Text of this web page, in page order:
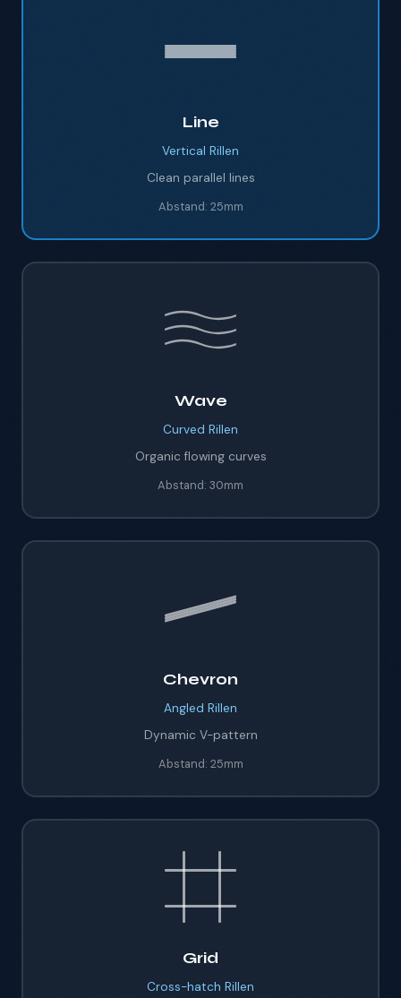
Line
Vertical Rillen
Clean parallel lines
Abstand: 25mm
Wave
Curved Rillen
Organic flowing curves
Abstand: 30mm
Chevron
Angled Rillen
Dynamic V-pattern
Abstand: 25mm
Grid
Cross-hatch Rillen